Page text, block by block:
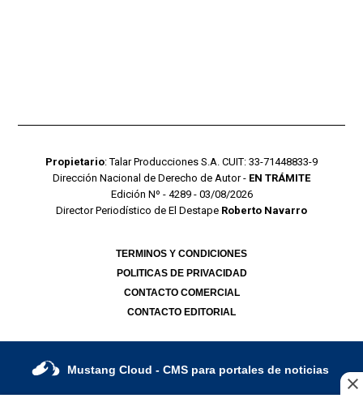
Propietario: Talar Producciones S.A. CUIT: 33-71448833-9
Dirección Nacional de Derecho de Autor - EN TRÁMITE
Edición Nº - 4289 - 03/08/2026
Director Periodístico de El Destape Roberto Navarro
TERMINOS Y CONDICIONES
POLITICAS DE PRIVACIDAD
CONTACTO COMERCIAL
CONTACTO EDITORIAL
Mustang Cloud - CMS para portales de noticias